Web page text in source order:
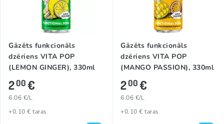
Gāzēts funkcionāls
dzēriens VITA POP
(LEMON GINGER), 330ml
200€
6.06 €/L
+0.10 € taras
Gāzēts funkcionāls
dzēriens VITA POP
(MANGO PASSION), 330ml
200€
6.06 €/L
+0.10 € taras